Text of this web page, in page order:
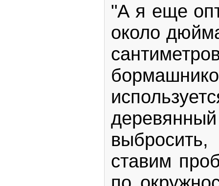
"А я еще
около
ставим